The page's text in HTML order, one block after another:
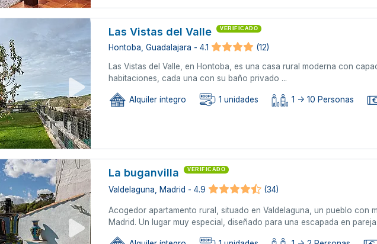
Las Vistas del Valle VERIFICADO
Hontoba, Guadalajara - 4.1 (12)
Las Vistas del Valle, en Hontoba, es una casa rural moderna con
habitaciones, cada una con su baño privado ...
Alquiler íntegro 1 unidades 1 -> 10 Personas
La buganvilla VERIFICADO
Valdelaguna, Madrid - 4.9 (34)
Acogedor apartamento rural, situado en Valdelaguna, un pueblo con
Madrid. Un lugar muy especial, diseñado para una escapada en pareja.